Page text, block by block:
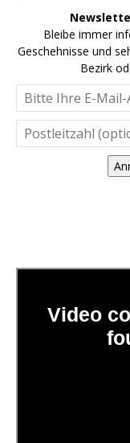
Bleibe immer
Geschehnisse und
Bezirk